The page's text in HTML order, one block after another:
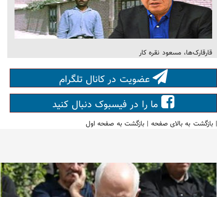
قارقارک‌ها، مسعود نقره کار
عضویت در کانال تلگرام
ما را در فیسبوک دنبال کنید
|بازگشت به بالای صفحه |بازگشت به صفحه اول